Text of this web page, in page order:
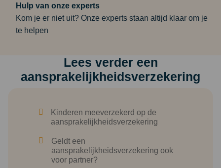
Hulp van onze experts
Kom je er niet uit? Onze experts staan altijd klaar om je
te helpen
Lees verder een
aansprakelijkheids­verzekering
Kinderen meeverzekerd op de
aansprakelijkheids­verzekering
Geldt een
aansprakelijkheidsverzekering ook
voor partner?